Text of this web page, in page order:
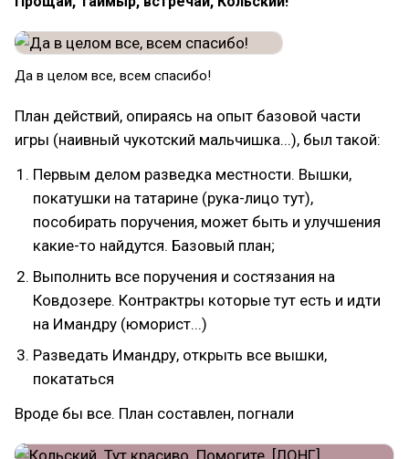
Да в целом все, всем спасибо!
План действий, опираясь на опыт базовой части
игры (наивный чукотский мальчишка...), был такой:
Первым делом разведка местности. Вышки,
покатушки на татарине (рука-лицо тут),
пособирать поручения, может быть и улучшения
какие-то найдутся. Базовый план;
Выполнить все поручения и состязания на
Ковдозере. Контрактры которые тут есть и идти
на Имандру (юморист...)
Разведать Имандру, открыть все вышки,
покататься
Вроде бы все. План составлен, погнали